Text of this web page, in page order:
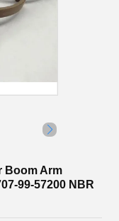
Boom Arm
99-57200 NBR